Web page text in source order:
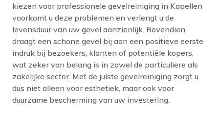
kiezen voor professionele gevelreiniging in Kapellen
voorkomt u deze problemen en verlengt u de
levensduur van uw gevel aanzienlijk. Bovendien
draagt een schone gevel bij aan een positieve eerste
indruk bij bezoekers, klanten of potentiële kopers,
wat zeker van belang is in zowel de particuliere als
zakelijke sector. Met de juiste gevelreiniging zorgt u
dus niet alleen voor esthetiek, maar ook voor
duurzame bescherming van uw investering.